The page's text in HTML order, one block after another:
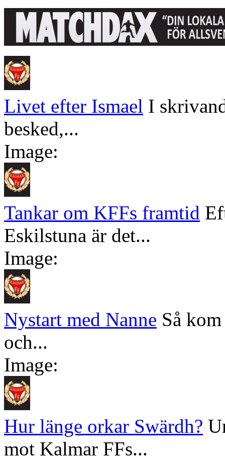
Livet efter Ismael I
besked,...
Image:
Tankar om KFFs framtid
Eskilstuna är det...
Image:
Nystart med Nanne Så
och...
Image:
Hur länge orkar Swärdh?
mot Kalmar FFs...